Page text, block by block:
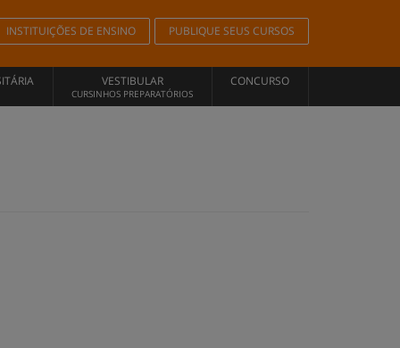
INSTITUIÇÕES DE ENSINO PUBLIQUE SEUS CURSOS
VESTIBULAR
CURSINHOS PREPARATÓRIOS
CONCURSO